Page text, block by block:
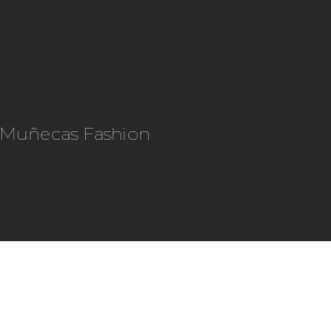
Muñecas Fashion